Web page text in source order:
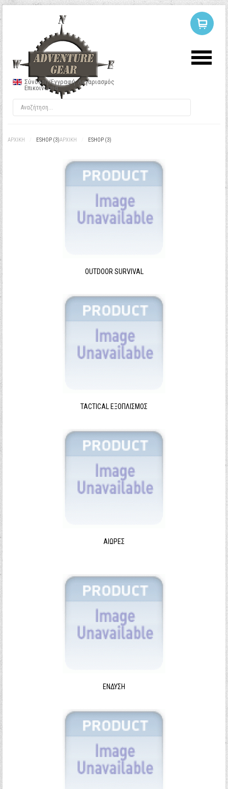
Σύνδεση/Εγγραφή Λογαριασμός
Επικοινωνία
ΑΡΧΙΚΉ ESHOP (3)ΑΡΧΙΚΉ ESHOP (3)
OUTDOOR SURVIVAL
TACTICAL ΕΞΟΠΛΙΣΜΌΣ
ΑΙΩΡΕΣ
ΈΝΔΥΣΗ
ΣΥΝΔΕΣΗ
Κωδικός
Να με θυμάσαι